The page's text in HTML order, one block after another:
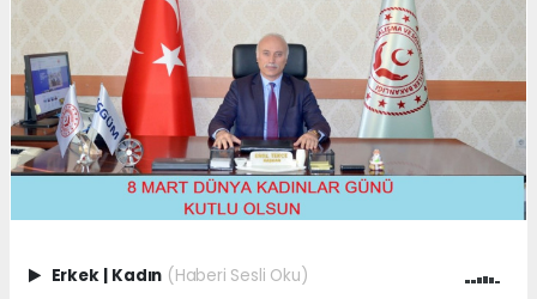
Erkek | Kadın (Haberi Sesli Oku)